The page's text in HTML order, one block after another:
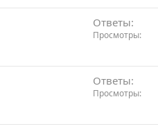
Ответы
Просмотры
Ответы
Просмотры